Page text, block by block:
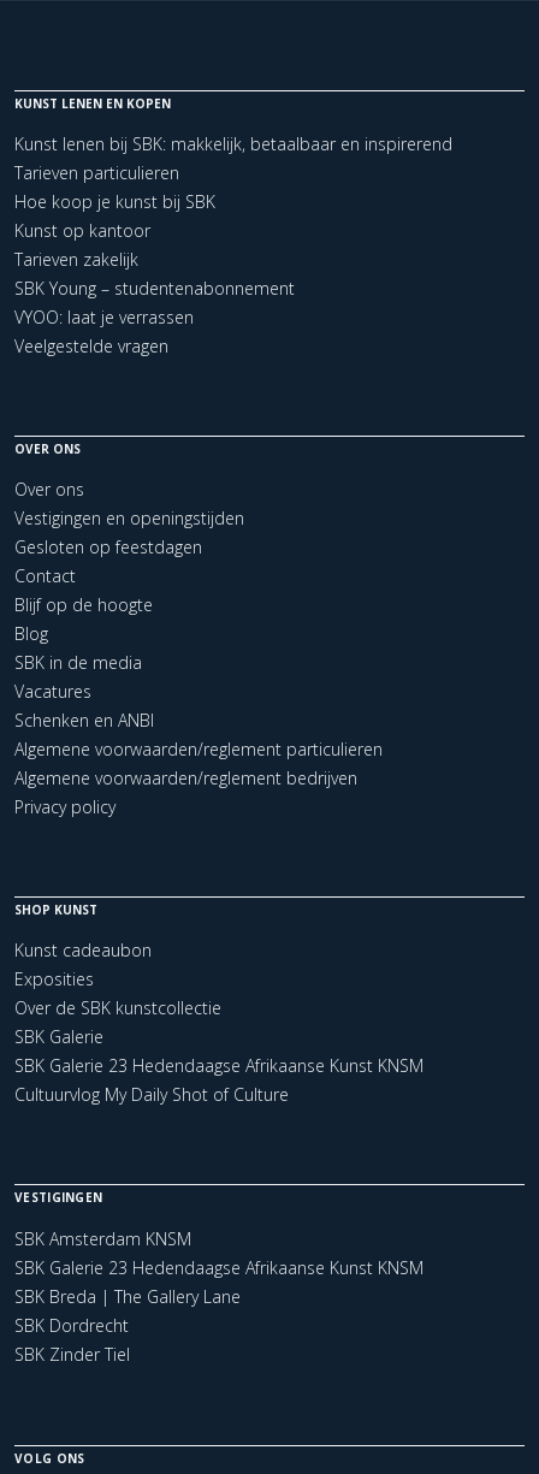
KUNST LENEN EN KOPEN
Kunst lenen bij SBK: makkelijk, betaalbaar en inspirerend
Tarieven particulieren
Hoe koop je kunst bij SBK
Kunst op kantoor
Tarieven zakelijk
SBK Young – studentenabonnement
VYOO: laat je verrassen
Veelgestelde vragen
OVER ONS
Over ons
Vestigingen en openingstijden
Gesloten op feestdagen
Contact
Blijf op de hoogte
Blog
SBK in de media
Vacatures
Schenken en ANBI
Algemene voorwaarden/reglement particulieren
Algemene voorwaarden/reglement bedrijven
Privacy policy
SHOP KUNST
Kunst cadeaubon
Exposities
Over de SBK kunstcollectie
SBK Galerie
SBK Galerie 23 Hedendaagse Afrikaanse Kunst KNSM
Cultuurvlog My Daily Shot of Culture
VESTIGINGEN
SBK Amsterdam KNSM
SBK Galerie 23 Hedendaagse Afrikaanse Kunst KNSM
SBK Breda | The Gallery Lane
SBK Dordrecht
SBK Zinder Tiel
VOLG ONS